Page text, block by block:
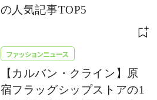
の人気記事TOP5
ファッションニュース
【カルバン・クライン】原
宿フラッグシップストアの1